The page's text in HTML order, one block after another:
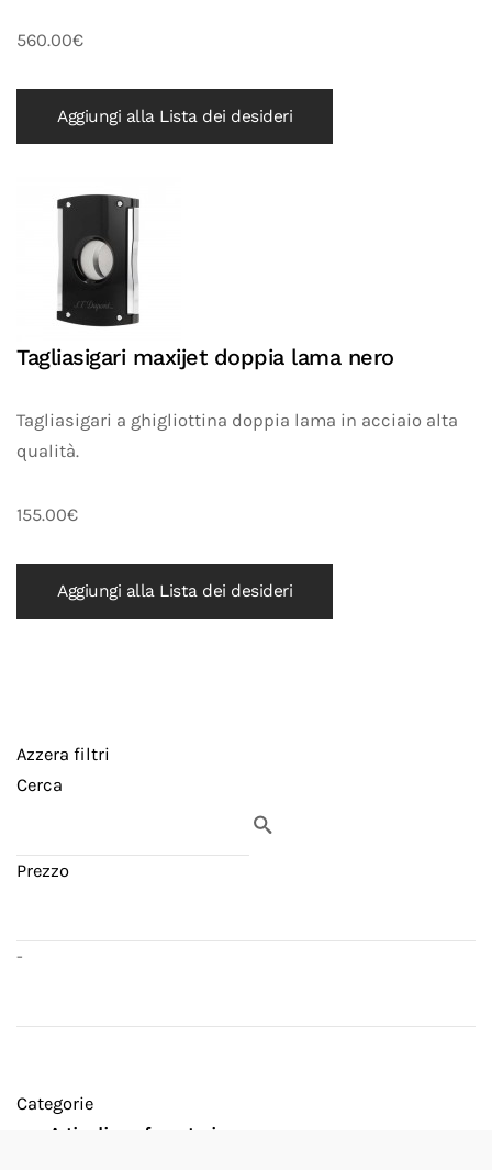
560.00€
Aggiungi alla Lista dei desideri
Tagliasigari maxijet doppia lama nero
Tagliasigari a ghigliottina doppia lama in acciaio alta
qualità.
155.00€
Aggiungi alla Lista dei desideri
Azzera filtri
Cerca
Prezzo
-
Categorie
Articoli per fumatori